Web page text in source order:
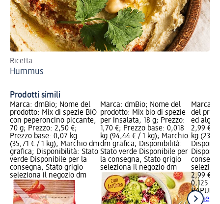
Ricetta
Hummus
Prodotti simili
Marca: dmBio; Nome del
prodotto: Mix di spezie BIO
con peperoncino piccante,
70 g; Prezzo: 2,50 €;
Prezzo base: 0,07 kg
(35,71 € / 1 kg); Marchio dm
grafica; Disponibilità: Stato
verde Disponibile per la
consegna, Stato grigio
seleziona il negozio dm
Marca: dmBio; Nome del
prodotto: Mix bio di spezie
per insalata, 18 g; Prezzo:
1,70 €; Prezzo base: 0,018
kg (94,44 € / 1 kg); Marchio
dm grafica; Disponibilità:
Stato verde Disponibile per
la consegna, Stato grigio
seleziona il negozio dm
Marca:
del
ed
2,99 €;
kg
2,99 €
0,125 kg
alghe,